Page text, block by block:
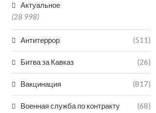
Актуальное
(28 998)
Антитеррор (511)
Битва за Кавказ (26)
Вакцинация (817)
Военная служба по контракту (68)